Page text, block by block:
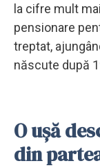
la cifre mult
pensionare
treptat,
născute după
O ușă
din